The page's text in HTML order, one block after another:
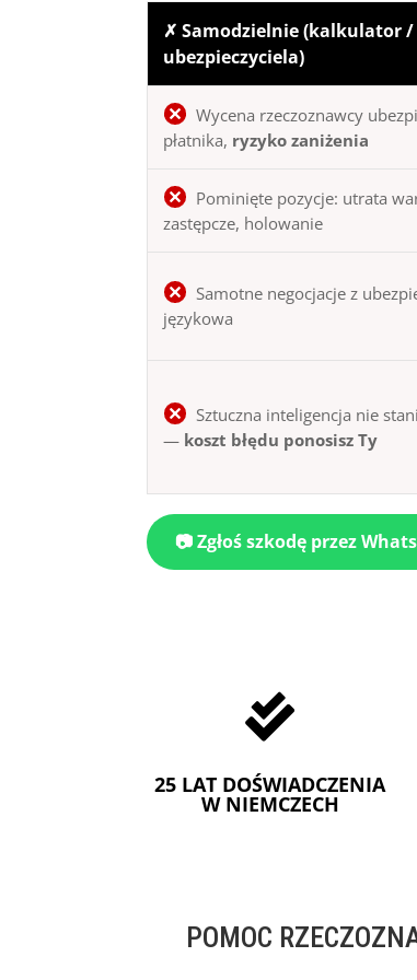
✗ Samodzielnie (kalkulator /
ubezpieczyciela)
Wycena rzeczoznawcy
płatnika, ryzyko zaniżenia
Pominięte pozycje: utrata
zastępcze, holowanie
Samotne negocjacje z
językowa
Sztuczna inteligencja nie
— koszt błędu ponosisz Ty
📷 Zgłoś szkodę przez

25 LAT DOŚWIADCZENIA
W NIEMCZECH
POMOC